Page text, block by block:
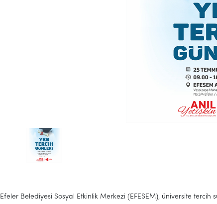
Efeler Belediyesi Sosyal Etkinlik Merkezi (EFESEM), üniversite